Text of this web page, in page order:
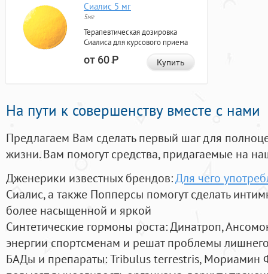
Сиалис 5 мг
5мг
Терапевтическая дозировка
Сиалиса для курсового приема
от 60Р Купить
На пути к совершенству вместе с нами
Предлагаем Вам сделать первый шаг для
жизни. Вам помогут средства, придагаемые на
Дженерики известных брендов:Для чего
Сиалис, а также Попперсы помогут сделать
более насыщенной и яркой
Синтетические гормоны роста: Динатроп,
энергии спортсменам и решат проблемы
БАДы и препараты:Tribulus terrestris, Мориамин